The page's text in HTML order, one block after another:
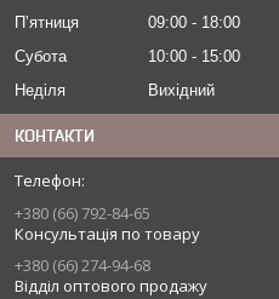
Пʼятниця
09:00
18:00
Субота
10:00
15:00
Неділя
Вихідний
КОНТАКТИ
+380 (66) 792-84-65
Консультація по товару
+380 (66) 274-94-68
Відділ оптового продажу